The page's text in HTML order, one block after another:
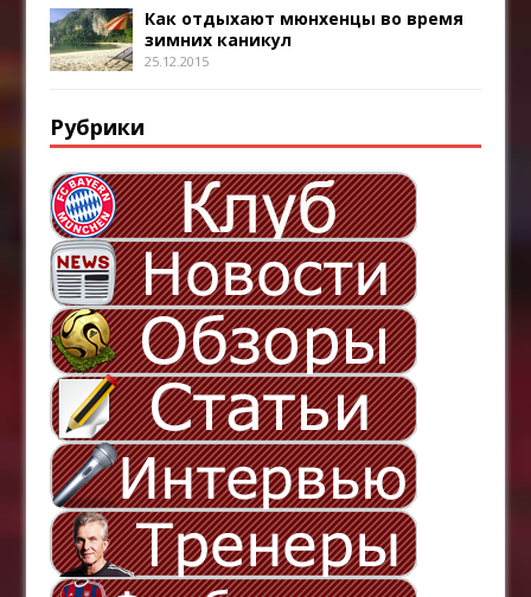
Как отдыхают мюнхенцы во время
зимних каникул
25.12.2015
Рубрики